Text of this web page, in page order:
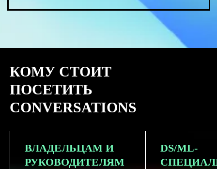
КОМУ СТОИТ
ПОСЕТИТЬ
CONVERSATIONS
ВЛАДЕЛЬЦАМ И
РУКОВОДИТЕЛЯМ
DS/ML-